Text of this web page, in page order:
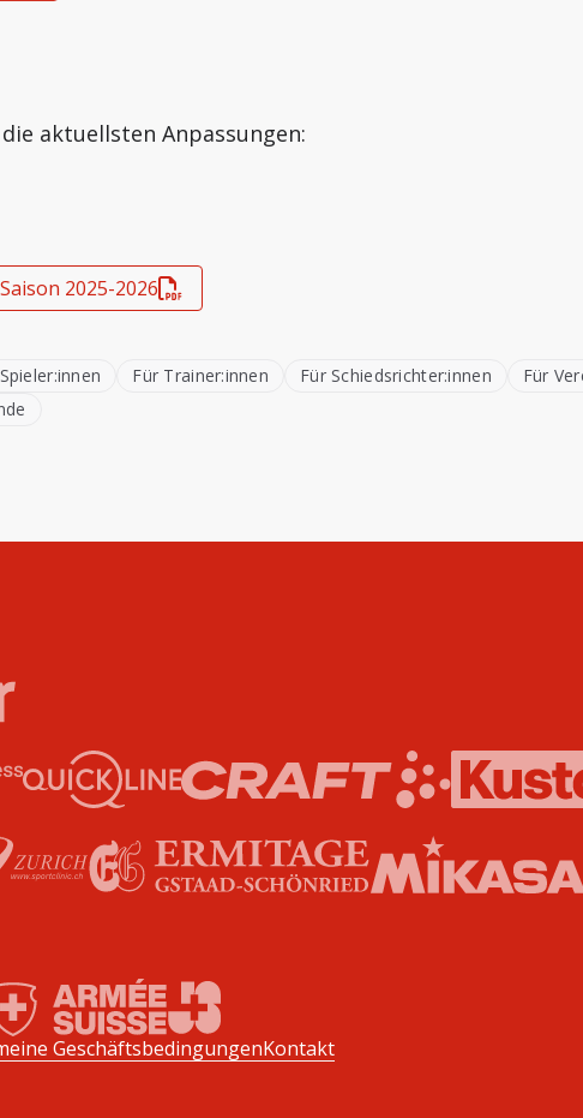
aktuellsten Anpassungen:
2025-2026
Für Trainer:innen Für Schiedsrichter:innen
Für
GeschäftsbedingungenKontakt